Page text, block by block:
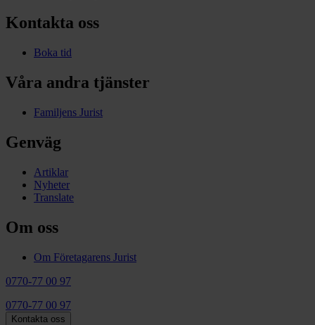
Kontakta oss
Boka tid
Våra andra tjänster
Familjens Jurist
Genväg
Artiklar
Nyheter
Translate
Om oss
Om Företagarens Jurist
0770-77 00 97
0770-77 00 97
Kontakta oss